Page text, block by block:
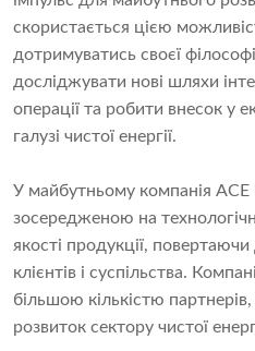
скористається цією
дотримуватись своєї
досліджувати нові шляхи
операції та робити внесок у
галузі чистої енергії.
У майбутньому компанія
зосередженою на
якості продукції,
клієнтів і суспільства.
більшою кількістю
розвиток сектору чистої